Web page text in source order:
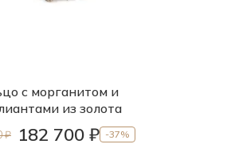
с морганитом и
из золота
₽ 182 700 ₽ -37%